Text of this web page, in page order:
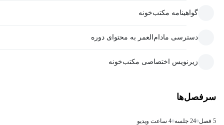
گواهینامه مکتب‌خونه
دسترسی مادام‌العمر به محتوای دوره
زیرنویس اختصاصی مکتب‌خونه
سرفصل‌ها
5 فصل 24 جلسه 4 ساعت ویدیو